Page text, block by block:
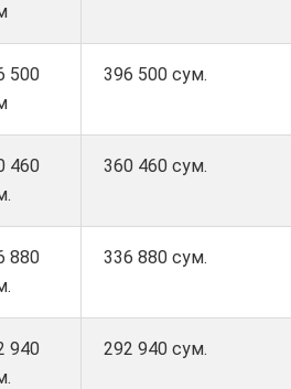
500
396 500 сум.
460
360 460 сум.
880
336 880 сум.
940
292 940 сум.